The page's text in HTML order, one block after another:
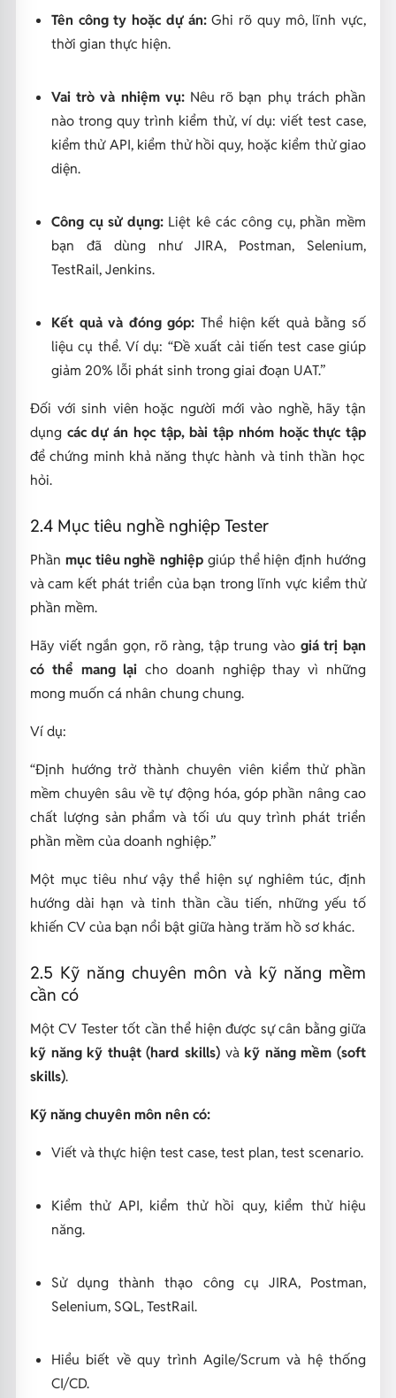
Tên công ty hoặc dự án:Ghi rõ quy mô, lĩnh vực,
thời gian thực hiện.
Vai trò và nhiệm vụ:Nêu rõ bạn phụ trách phần
nào trong quy trình kiểm thử, ví dụ: viết test case,
kiểm thử API, kiểm thử hồi quy, hoặc kiểm thử giao
diện.
Công cụ sử dụng:Liệt kê các công cụ, phần mềm
bạn đã dùng như JIRA, Postman, Selenium,
TestRail, Jenkins.
Kết quả và đóng góp: Thể hiện kết quả bằng số
liệu cụ thể. Ví dụ: “Đề xuất cải tiến test case giúp
giảm 20% lỗi phát sinh trong giai đoạn UAT.”
Đối với sinh viên hoặc người mới vào nghề, hãy tận
dụng các dự án học tập, bài tập nhóm hoặc thực tập
để chứng minh khả năng thực hành và tinh thần học
hỏi.
2.4 Mục tiêu nghề nghiệp Tester
Phần mục tiêu nghề nghiệp giúp thể hiện định hướng
và cam kết phát triển của bạn trong lĩnh vực kiểm thử
phần mềm.
Hãy viết ngắn gọn, rõ ràng, tập trung vào giá trị bạn
có thể mang lại cho doanh nghiệp thay vì những
mong muốn cá nhân chung chung.
Ví dụ:
“Định hướng trở thành chuyên viên kiểm thử phần
mềm chuyên sâu về tự động hóa, góp phần nâng cao
chất lượng sản phẩm và tối ưu quy trình phát triển
phần mềm của doanh nghiệp.”
Một mục tiêu như vậy thể hiện sự nghiêm túc, định
hướng dài hạn và tinh thần cầu tiến, những yếu tố
khiến CV của bạn nổi bật giữa hàng trăm hồ sơ khác.
2.5 Kỹ năng chuyên môn và kỹ năng mềm
cần có
Một CV Tester tốt cần thể hiện được sự cân bằng giữa
kỹ năng kỹ thuật (hard skills) vàkỹ năng mềm (soft
skills).
Kỹ năng chuyên môn nên có:
Viết và thực hiện test case, test plan, test scenario.
Kiểm thử API, kiểm thử hồi quy, kiểm thử hiệu
năng.
Sử dụng thành thạo công cụ JIRA, Postman,
Selenium, SQL, TestRail.
Hiểu biết về quy trình Agile/Scrum và hệ thống
CI/CD.